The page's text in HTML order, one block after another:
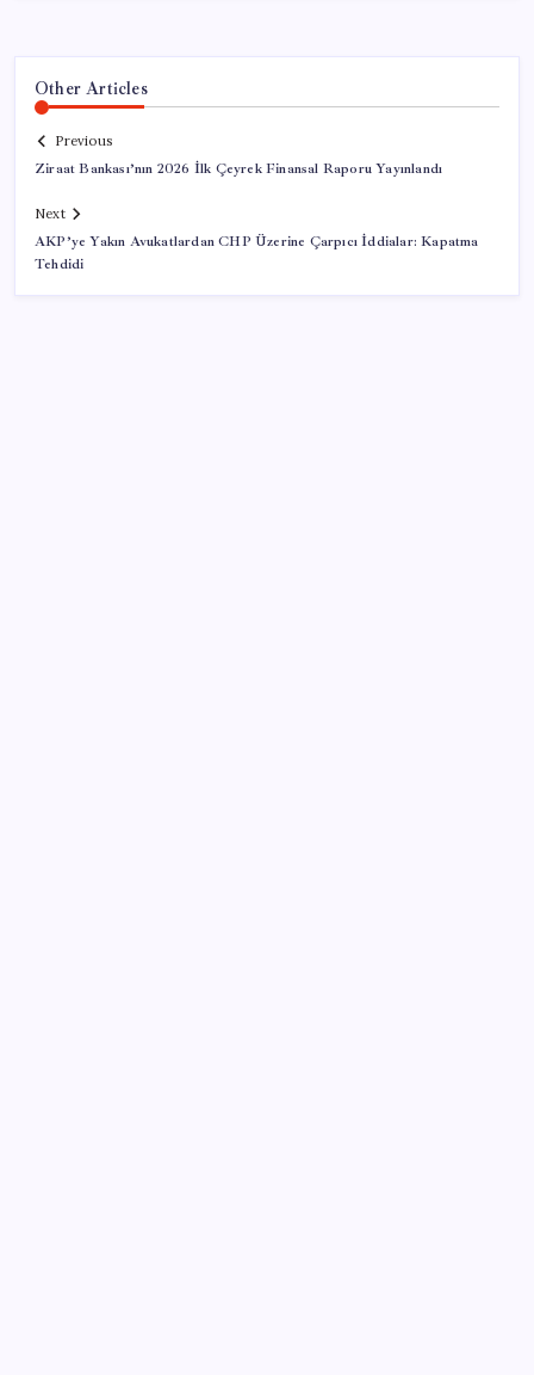
Other Articles
Previous
Ziraat Bankası’nın 2026 İlk Çeyrek Finansal Raporu Yayınlandı
Next
AKP’ye Yakın Avukatlardan CHP Üzerine Çarpıcı İddialar: Kapatma
Tehdidi